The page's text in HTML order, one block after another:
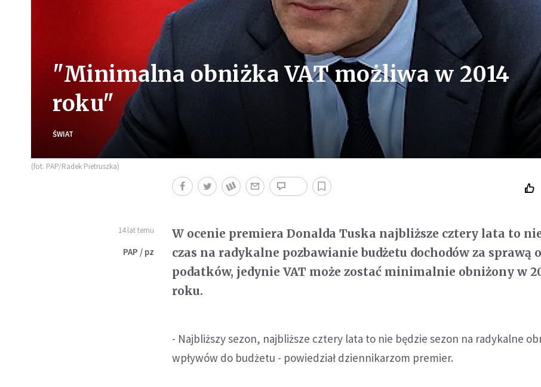
"Minimalna obniżka VAT możliwa w 2014
roku"
ŚWIAT
(fot. PAP/Radek Pietruszka)
14 lat temu
PAP / pz
W ocenie premiera Donalda Tuska najbliższe cztery lata to
czas na radykalne pozbawianie budżetu dochodów za sprawą
podatków, jedynie VAT może zostać minimalnie obniżony w
roku.
- Najbliższy sezon, najbliższe cztery lata to nie będzie sezon na radykalne
wpływów do budżetu - powiedział dziennikarzom premier.